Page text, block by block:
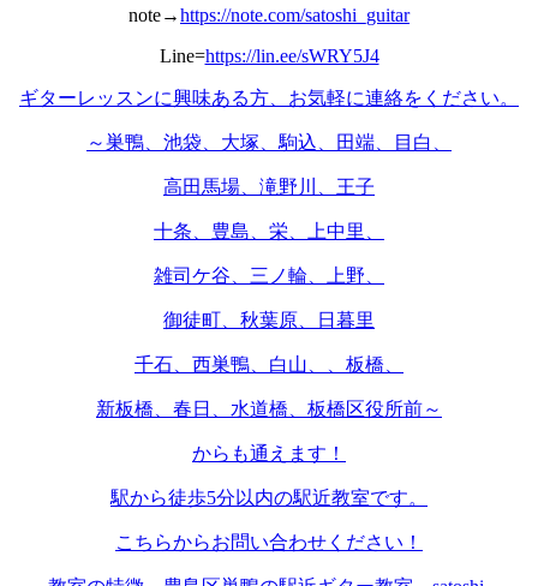
note→https://note.com/satoshi_guitar
Line=https://lin.ee/sWRY5J4
ギターレッスンに興味ある方、お気軽に連絡をください。
～巣鴨、池袋、大塚、駒込、田端、目白、
高田馬場、滝野川、王子
十条、豊島、栄、上中里、
雑司ケ谷、三ノ輪、上野、
御徒町、秋葉原、日暮里
千石、西巣鴨、白山、、板橋、
新板橋、春日、水道橋、板橋区役所前～
からも通えます！
駅から徒歩5分以内の駅近教室です。
こちらからお問い合わせください！